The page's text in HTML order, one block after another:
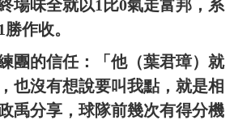
場味全就以1比0氣走富邦，系
作收。
團的信任：「他（葉君璋）就
也沒有想說要叫我點，就是相
禹分享，球隊前幾次有得分機